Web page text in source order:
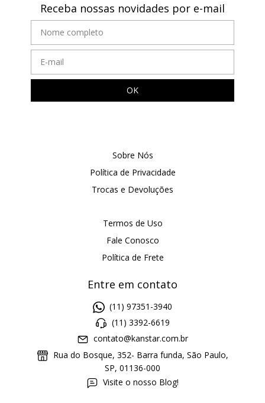
Receba nossas novidades por e-mail
Sobre Nós
Política de Privacidade
Trocas e Devoluções
Termos de Uso
Fale Conosco
Política de Frete
Entre em contato
(11) 97351-3940
(11) 3392-6619
contato@kanstar.com.br
Rua do Bosque, 352- Barra funda, São Paulo,
SP, 01136-000
Visite o nosso Blog!